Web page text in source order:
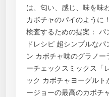
は、匂い、感じ、味を味
カボチャのパイのように
検査するための提案： パ
ドレシピ 超シンプルな
ン カボチャ味のグラノ
ーチェックスミックス「
ック カボチャヨーグル
ージョーの最高のカボチ